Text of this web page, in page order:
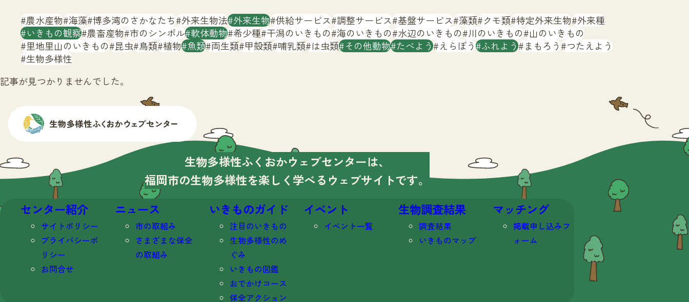
農水産物 海藻 博多湾のさかなたち 外来生物法 外来生物 供給サービス 調整サービス 基盤サービス 藻類 クモ類 特定外来生物 外来種
いきもの観察 農畜産物 市のシンボル 軟体動物 希少種 干潟のいきもの 海のいきもの 水辺のいきもの 川のいきもの 山のいきもの
里地里山のいきもの 昆虫 鳥類 植物 魚類 両生類 甲殻類 哺乳類 は虫類 その他動物 たべよう えらぼう ふれよう まもろう つたえよう
生物多様性
記事が見つかりませんでした。
生物多様性ふくおかウェブセンターは、
福岡市の生物多様性を楽しく学べる ウェブサイトです。
センター紹介
サイトポリシー
プライバシーポ
リシー
お問合せ
ニュース
市の取組み
さまざまな保全
の取組み
いきものガイド
注目のいきもの
生物多様性のめ
ぐみ
いきもの図鑑
おでかけコース
保全アクション
イベント
イベント一覧
生物調査結果
調査結果
いきものマップ
マッチング
掲載申し込みフ
ォーム